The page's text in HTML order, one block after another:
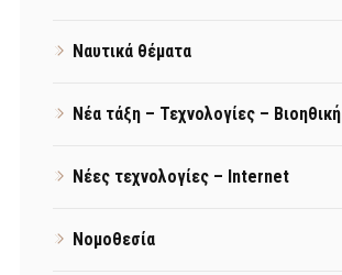
Ναυτικά θέματα
Νέα τάξη – Τεχνολογίες – Βιοηθική
Νέες τεχνολογίες – Internet
Νομοθεσία